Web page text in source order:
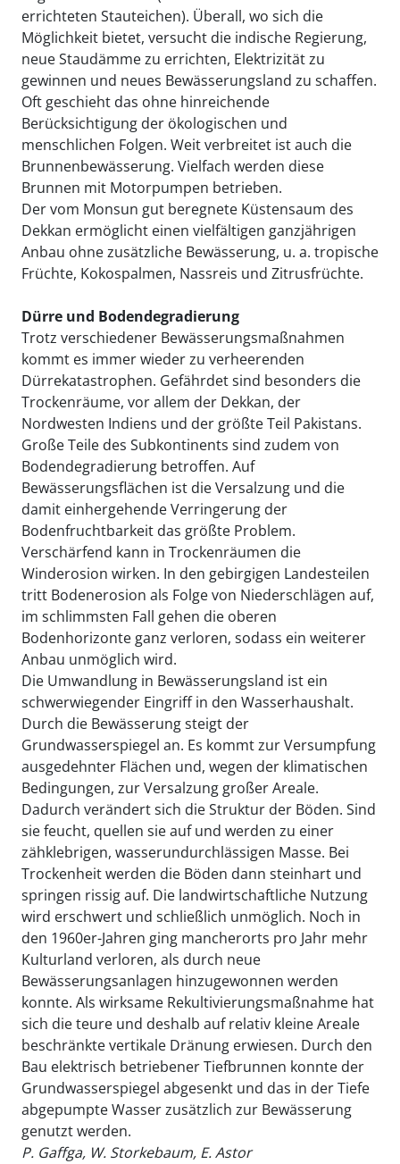
errichteten Stauteichen). Überall, wo sich die
Möglichkeit bietet, versucht die indische Regierung,
neue Staudämme zu errichten, Elektrizität zu
gewinnen und neues Bewässerungsland zu schaffen.
Oft geschieht das ohne hinreichende
Berücksichtigung der ökologischen und
menschlichen Folgen. Weit verbreitet ist auch die
Brunnenbewässerung. Vielfach werden diese
Brunnen mit Motorpumpen betrieben.
Der vom Monsun gut beregnete Küstensaum des
Dekkan ermöglicht einen vielfältigen ganzjährigen
Anbau ohne zusätzliche Bewässerung, u. a. tropische
Früchte, Kokospalmen, Nassreis und Zitrusfrüchte.
Dürre und Bodendegradierung
Trotz verschiedener Bewässerungsmaßnahmen
kommt es immer wieder zu verheerenden
Dürrekatastrophen. Gefährdet sind besonders die
Trockenräume, vor allem der Dekkan, der
Nordwesten Indiens und der größte Teil Pakistans.
Große Teile des Subkontinents sind zudem von
Bodendegradierung betroffen. Auf
Bewässerungsflächen ist die Versalzung und die
damit einhergehende Verringerung der
Bodenfruchtbarkeit das größte Problem.
Verschärfend kann in Trockenräumen die
Winderosion wirken. In den gebirgigen Landesteilen
tritt Bodenerosion als Folge von Niederschlägen auf,
im schlimmsten Fall gehen die oberen
Bodenhorizonte ganz verloren, sodass ein weiterer
Anbau unmöglich wird.
Die Umwandlung in Bewässerungsland ist ein
schwerwiegender Eingriff in den Wasserhaushalt.
Durch die Bewässerung steigt der
Grundwasserspiegel an. Es kommt zur Versumpfung
ausgedehnter Flächen und, wegen der klimatischen
Bedingungen, zur Versalzung großer Areale.
Dadurch verändert sich die Struktur der Böden. Sind
sie feucht, quellen sie auf und werden zu einer
zähklebrigen, wasserundurchlässigen Masse. Bei
Trockenheit werden die Böden dann steinhart und
springen rissig auf. Die landwirtschaftliche Nutzung
wird erschwert und schließlich unmöglich. Noch in
den 1960er-Jahren ging mancherorts pro Jahr mehr
Kulturland verloren, als durch neue
Bewässerungsanlagen hinzugewonnen werden
konnte. Als wirksame Rekultivierungsmaßnahme hat
sich die teure und deshalb auf relativ kleine Areale
beschränkte vertikale Dränung erwiesen. Durch den
Bau elektrisch betriebener Tiefbrunnen konnte der
Grundwasserspiegel abgesenkt und das in der Tiefe
abgepumpte Wasser zusätzlich zur Bewässerung
genutzt werden.
P. Gaffga, W. Storkebaum, E. Astor